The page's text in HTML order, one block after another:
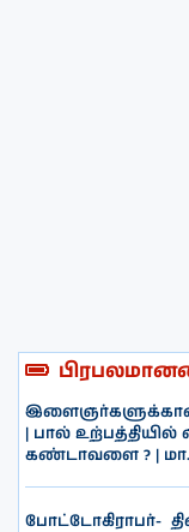
| பால் உற்பத்தியில்
கண்டாவளை ? | மா.
போட்டோகிராபர்-